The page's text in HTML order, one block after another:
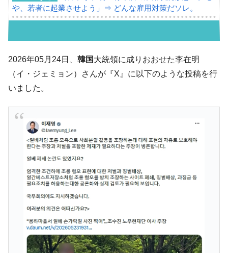
や、若者に起業させよう」⇒ どんな雇用対策だソレ。
韓国「ここは北朝鮮なのか。選管がサーバ
ーにウソのデータを入力したのは明白だ」
言。
『Money1』
韓国は「中国と同じく」投資に不適格な国
だ。
『Money1』
『韓国銀行』が「金の保有量を増やしま
す」⇒「金を経由するドル入手」手段ではないのか？
ル」まで拡大 ⇒ 海外資金の動きに強く左右される状態
『Money1』
韓国･帰ってきた李在明。李在明を支持しな
い「50.5％」に上昇
『Money1』
韓国大統領府ボンクラ政策室長が告発され
た ⇒ 国家が行った恐るべき株価操作であり、空前の国政壟
2026年05月24日、 韓国大統領に成りおおせた李在明
（イ・ジェミョン）さんが『X』に以下のような投稿を行
いました。